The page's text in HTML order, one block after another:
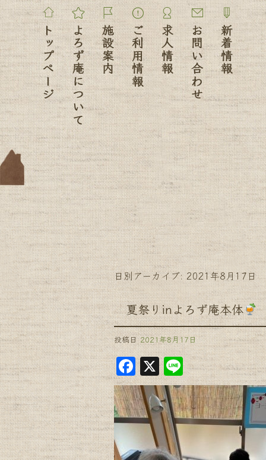
日別アーカイブ:2021年8月17日
夏祭りinよろず庵本体
投稿日 2021年8月17日
F
a
c
e
b
X Li
n
e